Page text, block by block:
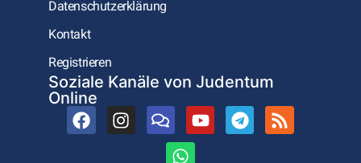
Datenschutzerklärung
Kontakt
Registrieren
Soziale Kanäle von Judentum
Online